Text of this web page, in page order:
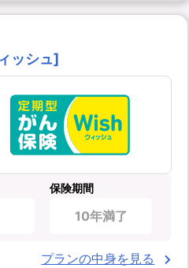
ッシュ]
保険期間
10年満了
プランの中身を見る